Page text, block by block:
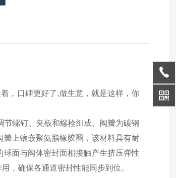
，口碑更好了,做生意，就是这样，你
螺钉、夹板和螺栓组成。阀瓣为碳钢
上镶嵌聚氨脂橡胶圈，该材料具有耐
面与阀体密封面相接触产生挤压弹性
，确保各通道密封性能同步到位。